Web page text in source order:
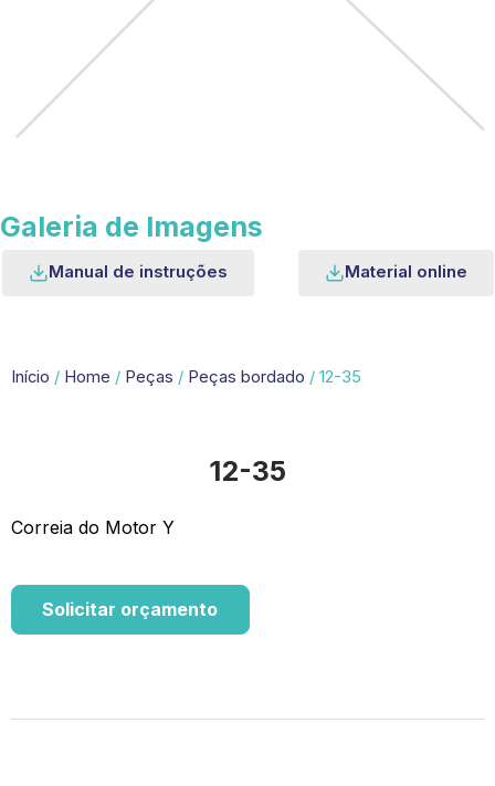
Galeria de Imagens
Manual de instruções Material online
Início / Home / Peças / Peças bordado / 12-35
12-35
Correia do Motor Y
Solicitar orçamento